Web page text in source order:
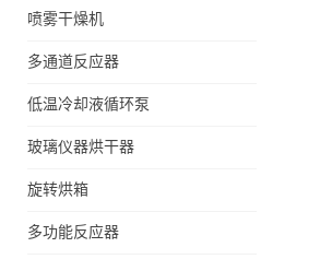
喷雾干燥机
多通道反应器
低温冷却液循环泵
玻璃仪器烘干器
旋转烘箱
多功能反应器